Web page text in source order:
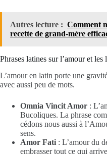
Autres lecture : Comment
recette de grand-mère
Phrases latines sur l’amour et les
L’amour en latin porte une
avec aussi peu de mots.
Omnia Vincit Amor :
Bucoliques. La phrase
cédons nous aussi à
sens.
Amor Fati : L’amour du
embrasser tout ce qui